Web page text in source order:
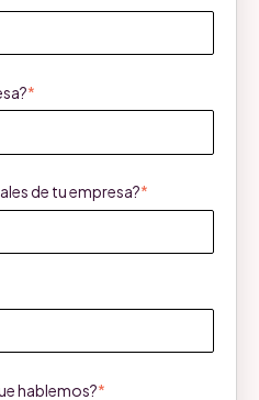
*
de tu empresa?*
hablemos?*